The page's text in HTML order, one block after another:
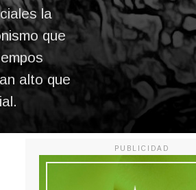
la
que
alto que
PUBLICIDAD